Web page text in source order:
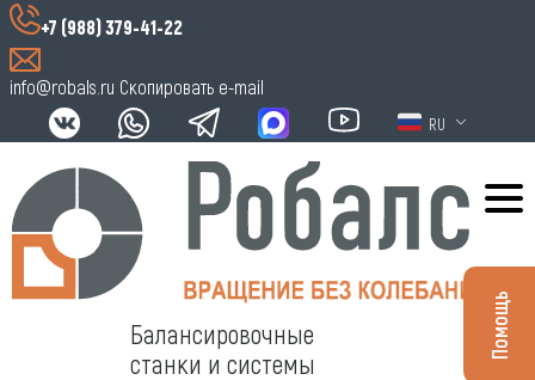
+7 (988) 379-41-22
info@robals.ru Скопировать e-mail
RU
Балансировочные
станки и системы
Помощь